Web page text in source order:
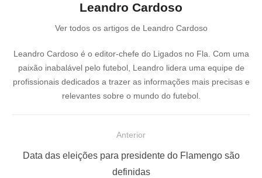
Leandro Cardoso
Ver todos os artigos de Leandro Cardoso
Leandro Cardoso é o editor-chefe do Ligados no Fla. Com uma
paixão inabalável pelo futebol, Leandro lidera uma equipe de
profissionais dedicados a trazer as informações mais precisas e
relevantes sobre o mundo do futebol.
Anterior
Data das eleições para presidente do Flamengo são
definidas